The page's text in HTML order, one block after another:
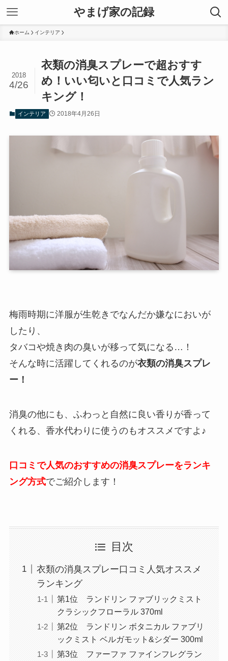
やまげ家の記録
ホーム インテリア
衣類の消臭スプレーで超おすす
め！いい匂いと口コミで人気ラン
キング！
2018
4/26
インテリア 2018年4月26日
梅雨時期に洋服が生乾きでなんだか嫌なにおいが
したり、
タバコや焼き肉の臭いが移って気になる…！
そんな時に活躍してくれるのが衣類の消臭スプレ
ー！
消臭の他にも、ふわっと自然に良い香りが香って
くれる、香水代わりに使うのもオススメですよ♪
口コミで人気のおすすめの消臭スプレーをランキ
ング方式でご紹介します！
目次
衣類の消臭スプレー口コミ人気オススメ
ランキング
第1位 ランドリン ファブリックミスト
クラシックフローラル 370ml
第2位 ランドリン ボタニカル ファブリ
ックミスト ベルガモット&シダー 300ml
第3位 ファーファ ファインフレグラン